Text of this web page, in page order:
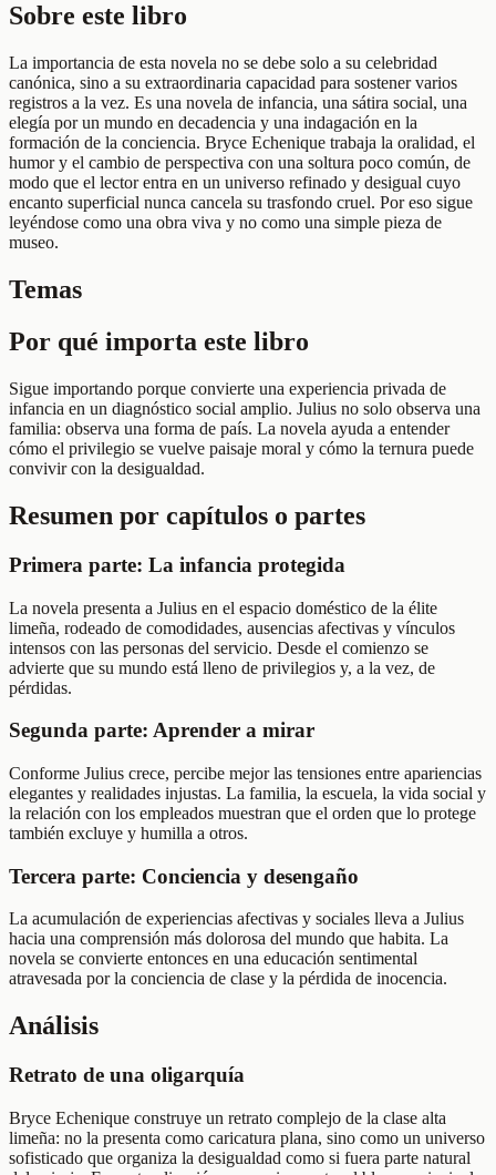
Sobre este libro
La importancia de esta novela no se debe solo a su celebridad
canónica, sino a su extraordinaria capacidad para sostener varios
registros a la vez. Es una novela de infancia, una sátira social, una
elegía por un mundo en decadencia y una indagación en la
formación de la conciencia. Bryce Echenique trabaja la oralidad, el
humor y el cambio de perspectiva con una soltura poco común, de
modo que el lector entra en un universo refinado y desigual cuyo
encanto superficial nunca cancela su trasfondo cruel. Por eso sigue
leyéndose como una obra viva y no como una simple pieza de
museo.
Temas
Por qué importa este libro
Sigue importando porque convierte una experiencia privada de
infancia en un diagnóstico social amplio. Julius no solo observa una
familia: observa una forma de país. La novela ayuda a entender
cómo el privilegio se vuelve paisaje moral y cómo la ternura puede
convivir con la desigualdad.
Resumen por capítulos o partes
Primera parte: La infancia protegida
La novela presenta a Julius en el espacio doméstico de la élite
limeña, rodeado de comodidades, ausencias afectivas y vínculos
intensos con las personas del servicio. Desde el comienzo se
advierte que su mundo está lleno de privilegios y, a la vez, de
pérdidas.
Segunda parte: Aprender a mirar
Conforme Julius crece, percibe mejor las tensiones entre apariencias
elegantes y realidades injustas. La familia, la escuela, la vida social y
la relación con los empleados muestran que el orden que lo protege
también excluye y humilla a otros.
Tercera parte: Conciencia y desengaño
La acumulación de experiencias afectivas y sociales lleva a Julius
hacia una comprensión más dolorosa del mundo que habita. La
novela se convierte entonces en una educación sentimental
atravesada por la conciencia de clase y la pérdida de inocencia.
Análisis
Retrato de una oligarquía
Bryce Echenique construye un retrato complejo de la clase alta
limeña: no la presenta como caricatura plana, sino como un universo
sofisticado que organiza la desigualdad como si fuera parte natural